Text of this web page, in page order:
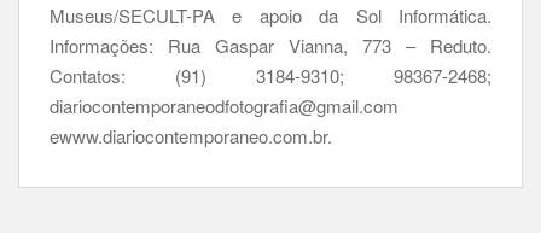
Museus/SECULT-PA e apoio da Sol Informática.
Informações: Rua Gaspar Vianna, 773 – Reduto.
Contatos: (91) 3184-9310; 98367-2468;
diariocontemporaneodfotografia@gmail.com
ewww.diariocontemporaneo.com.br.